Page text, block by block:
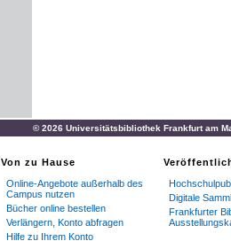
© 2026 Universitätsbibliothek Frankfurt am
Von zu Hause
Online-Angebote außerhalb des
Campus nutzen
Bücher online bestellen
Verlängern, Konto abfragen
Hilfe zu Ihrem Konto
Digitale
Frankfurter